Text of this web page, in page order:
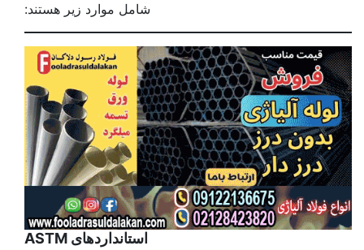
شامل موارد زیر هستند:
استانداردهای